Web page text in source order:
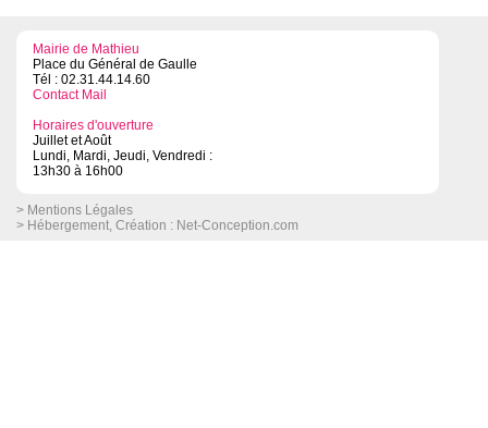
Mairie de Mathieu
Place du Général de Gaulle
Tél : 02.31.44.14.60
Contact Mail
Horaires d'ouverture
Juillet et Août
Lundi, Mardi, Jeudi, Vendredi :
13h30 à 16h00
> Mentions Légales
> Hébergement, Création : Net-Conception.com